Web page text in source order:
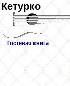
Кетурко
Гостевая книга